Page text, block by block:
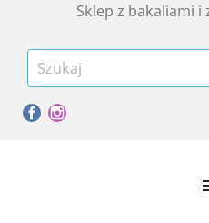
Sklep z bakaliami
Facebook